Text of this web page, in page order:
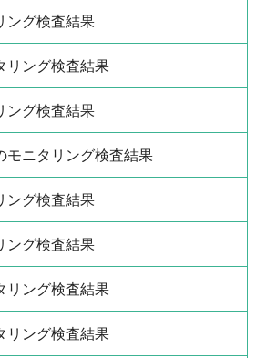
ング検査結果
リング検査結果
ング検査結果
モニタリング検査結果
ング検査結果
ング検査結果
リング検査結果
リング検査結果